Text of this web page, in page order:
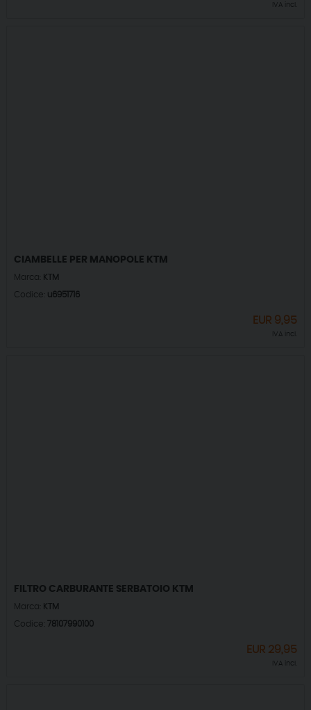
IVA incl.
CIAMBELLE PER MANOPOLE KTM
Marca: KTM
Codice: u6951716
EUR 9,95
IVA incl.
FILTRO CARBURANTE SERBATOIO KTM
Marca: KTM
Codice: 78107990100
EUR 29,95
IVA incl.